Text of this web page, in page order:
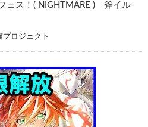
ェス！( NIGHTMARE ) 斧イル
プロジェクト